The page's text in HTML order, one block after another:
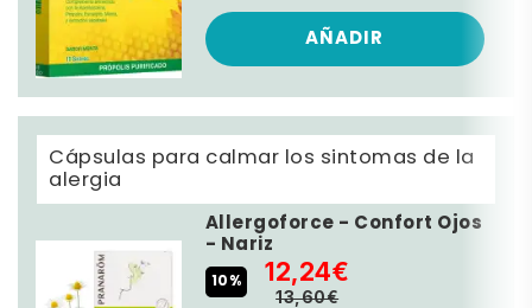
AÑADIR
Cápsulas para calmar los sintomas de la
alergia
Allergoforce - Confort Ojos
- Nariz
10% 12,24€
13,60€